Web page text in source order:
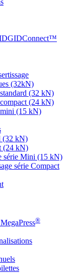
(32kN)
(32 kN)
(24 kN)
mini (15 kN)
(32 kN)
(24 kN)
série Mini (15 kN)
série Compact
®